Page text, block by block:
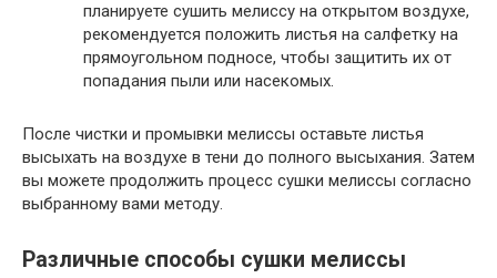
планируете сушить мелиссу на открытом воздухе,
рекомендуется положить листья на салфетку на
прямоугольном подносе, чтобы защитить их от
попадания пыли или насекомых.
После чистки и промывки мелиссы оставьте листья
высыхать на воздухе в тени до полного высыхания. Затем
вы можете продолжить процесс сушки мелиссы согласно
выбранному вами методу.
Различные способы сушки мелиссы